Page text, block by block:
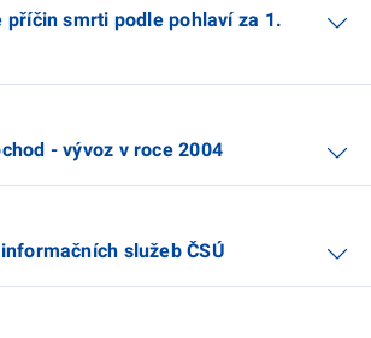
příčin smrti podle pohlaví za 1.
- vývoz v roce 2004
služeb ČSÚ